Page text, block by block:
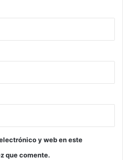
y web en este
que comente.